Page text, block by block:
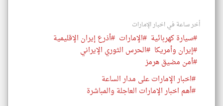
أخر ساعة في اخبار الإمارات
#سيارة كهربائية #الإمارات #أذرع إيران الإقليمية
#إيران وأمريكا #الحرس الثوري الإيراني
#أمن مضيق هرمز
#اخبار الإمارات على مدار الساعة
#أهم اخبار الإمارات العاجلة والمباشرة